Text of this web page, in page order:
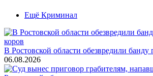
Ещё Криминал
В Ростовской области обезвредили банду
06.08.2026